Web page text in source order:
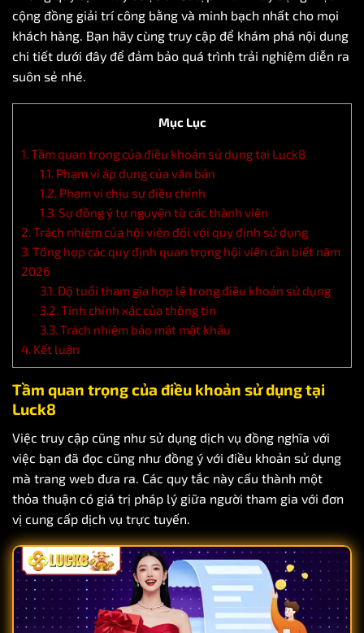
cộng đồng giải trí công bằng và minh bạch nhất cho mọi
khách hàng. Bạn hãy cùng truy cập để khám phá nội dung
chi tiết dưới đây để đảm bảo quá trình trải nghiệm diễn ra
suôn sẻ nhé.
Mục Lục
1.Tầm quan trọng của điều khoản sử dụng tại Luck8
1.1.Phạm vi áp dụng của văn bản
1.2.Phạm vi chịu sự điều chỉnh
1.3.Sự đồng ý tự nguyện từ các thành viên
2.Trách nhiệm của hội viên đối với quy định sử dụng
3.Tổng hợp các quy định quan trọng hội viên cần biết năm
2026
3.1.Độ tuổi tham gia hợp lệ trong điều khoản sử dụng
3.2.Tính chính xác của thông tin
3.3.Trách nhiệm bảo mật mật khẩu
4. Kết luận
Tầm quan trọng của điều khoản sử dụng tại
Luck8
Việc truy cập cũng như sử dụng dịch vụ đồng nghĩa với
việc bạn đã đọc cũng như đồng ý với điều khoản sử dụng
mà trang web đưa ra. Các quy tắc này cấu thành một
thỏa thuận có giá trị pháp lý giữa người tham gia với đơn
vị cung cấp dịch vụ trực tuyến.